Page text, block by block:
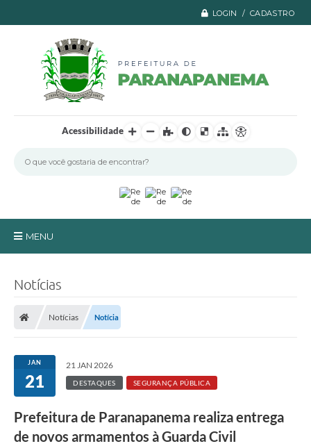
LOGIN / CADASTRO
Acessibilidade
MENU
Transparência
Ouvidoria / SIC
Fale Conosco
Leis Municipais
Notícias
Notícias Notícia
JAN
21
21 JAN 2026
DESTAQUES SEGURANÇA PÚBLICA
Prefeitura de Paranapanema realiza entrega
de novos armamentos à Guarda Civil